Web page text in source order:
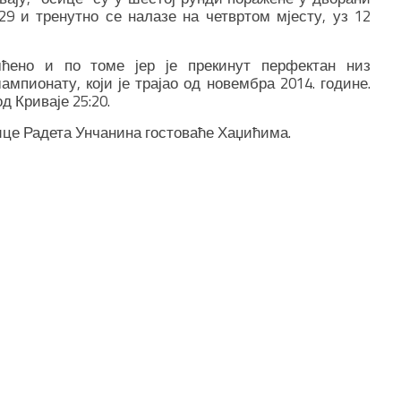
и тренутно се налазе на четвртом мјесту, уз 12
и по томе јер је прекинут перфектан низ
који је трајао од новембра 2014. године.
Криваје 25:20.
Радета Унчанина гостоваће Хаџићима.